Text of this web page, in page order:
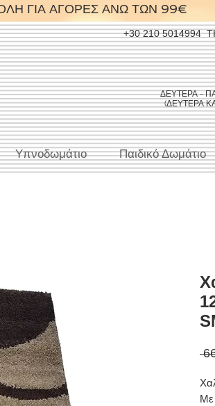
ΓΙΑ ΑΓΟΡΕΣ ΑΝΩ ΤΩΝ 99€
+30 210 5014994
ΔΕΥΤΕΡΑ -
(ΔΕΥΤΕΡΑ
Υπνοδωμάτιο Παιδικό Δωμάτιο
Με